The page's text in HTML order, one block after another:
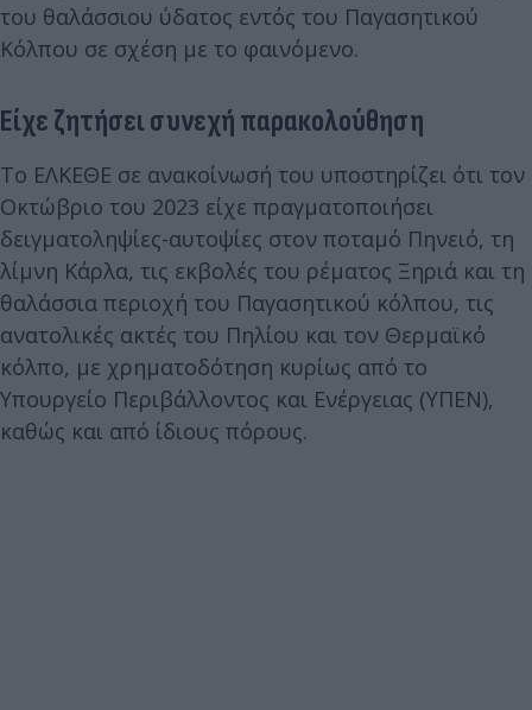
του θαλάσσιου ύδατος εντός του Παγασητικού
Κόλπου σε σχέση με το φαινόμενο.
Είχε ζητήσει συνεχή παρακολούθηση
Το ΕΛΚΕΘΕ σε ανακοίνωσή του υποστηρίζει ότι τον
Οκτώβριο του 2023 είχε πραγματοποιήσει
δειγματοληψίες-αυτοψίες στον ποταμό Πηνειό, τη
λίμνη Κάρλα, τις εκβολές του ρέματος Ξηριά και τη
θαλάσσια περιοχή του Παγασητικού κόλπου, τις
ανατολικές ακτές του Πηλίου και τον Θερμαϊκό
κόλπο, με χρηματοδότηση κυρίως από το
Υπουργείο Περιβάλλοντος και Ενέργειας (ΥΠΕΝ),
καθώς και από ίδιους πόρους.